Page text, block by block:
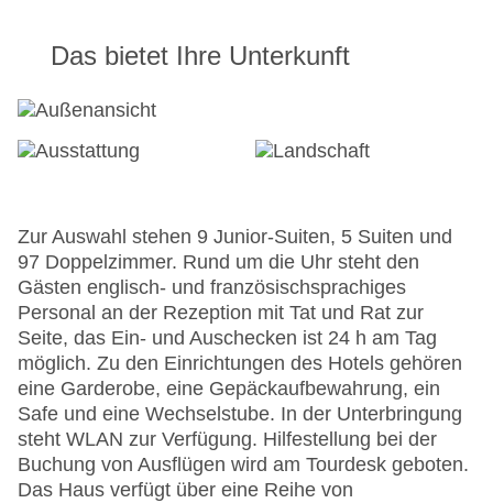
Das bietet Ihre Unterkunft
Zur Auswahl stehen 9 Junior-Suiten, 5 Suiten und
97 Doppelzimmer. Rund um die Uhr steht den
Gästen englisch- und französischsprachiges
Personal an der Rezeption mit Tat und Rat zur
Seite, das Ein- und Auschecken ist 24 h am Tag
möglich. Zu den Einrichtungen des Hotels gehören
eine Garderobe, eine Gepäckaufbewahrung, ein
Safe und eine Wechselstube. In der Unterbringung
steht WLAN zur Verfügung. Hilfestellung bei der
Buchung von Ausflügen wird am Tourdesk geboten.
Das Haus verfügt über eine Reihe von